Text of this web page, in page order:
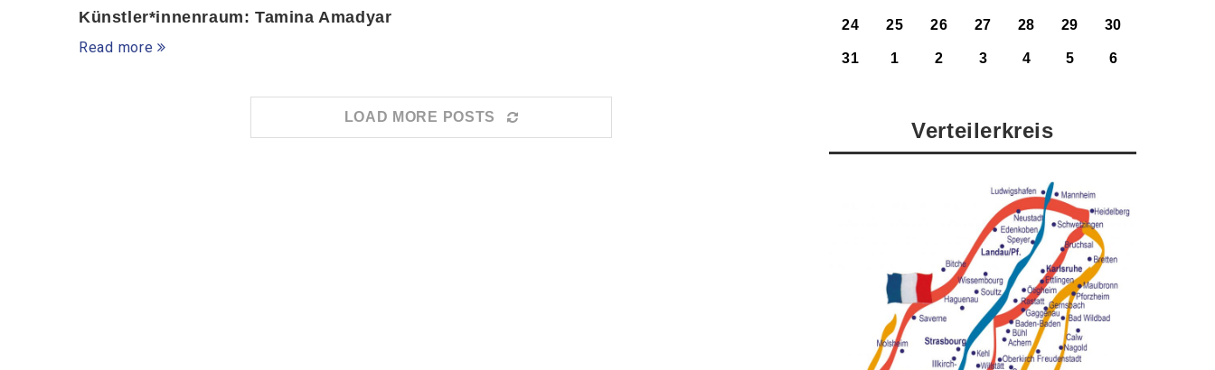
Künstler*innenraum: Tamina Amadyar
Read more
LOAD MORE POSTS
24 25 26 27 28 29 30
31 1 2 3 4 5 6
Verteilerkreis